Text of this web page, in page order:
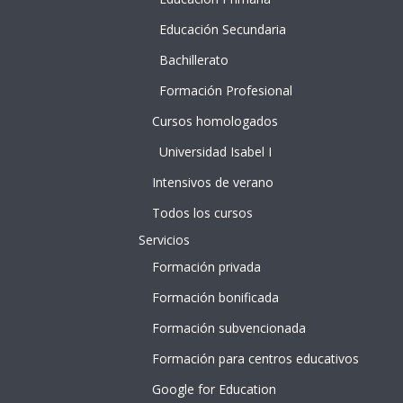
Educación Secundaria
Bachillerato
Formación Profesional
Cursos homologados
Universidad Isabel I
Intensivos de verano
Todos los cursos
Servicios
Formación privada
Formación bonificada
Formación subvencionada
Formación para centros educativos
Google for Education